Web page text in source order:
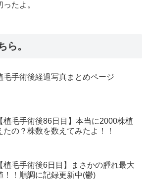
ったよ。
ら。
毛手術後経過写真まとめページ
【植毛手術後86日目】本当に2000株植
たの？株数を数えてみたよ！！
【植毛手術後6日目】まさかの腫れ最大
！！順調に記録更新中(鬱)